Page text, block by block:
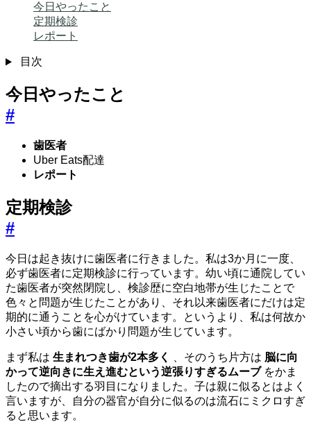
今日やったこと
定期検診
レポート
目次
今日やったこと
#
歯医者
Uber Eats配達
レポート
定期検診
#
今日は起き抜けに歯医者に行きました。私は3か月に一度、
必ず歯医者に定期検診に行っています。幼い頃に通院してい
た歯医者が突然閉院し、検診歴に空白地帯が生じたことで
色々と問題が生じたことがあり、それ以来歯医者にだけは定
期的に通うことを心がけています。というより、私は何故か
小さい頃から歯にばかり問題が生じています。
まず私は 生まれつき歯が2本多く 、そのうち片方は 脳に向
かって逆向きに生え進むという逆張りすぎるムーブをかま
したので摘出する羽目になりました。子は親に似るとはよく
言いますが、自分の器官が自分に似るのは流石にミクロすぎ
ると思います。